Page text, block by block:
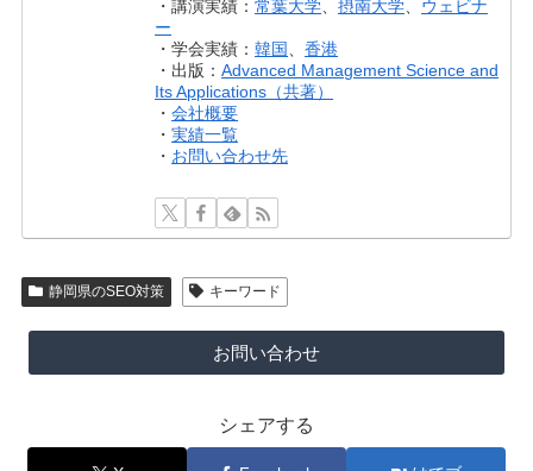
・講演実績：常葉大学 、摂南大学
ウェビナ
ー
・学会実績：韓国 、香港
・出版：Advanced Management Science and
Its Applications（共著）
・会社概要
・実績一覧
・ お問い合わせ先
静岡県のSEO対策 キーワード
お問い合わせ
シェアする